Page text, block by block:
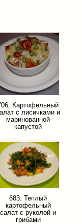
Картофельный
с лисичками и
маринованной
капустой
683. Теплый
картофельный
салат с руколой и
грибами